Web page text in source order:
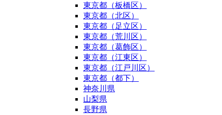
東京都（板橋区）
東京都（北区）
東京都（足立区）
東京都（荒川区）
東京都（葛飾区）
東京都（江東区）
東京都（江戸川区）
東京都（都下）
神奈川県
山梨県
長野県